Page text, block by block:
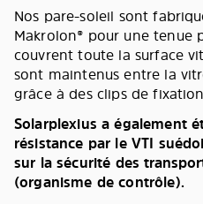
Nos pare-soleil sont
Makrolon® pour une tenue
couvrent toute la surface
sont maintenus entre la
grâce à des clips de
Solarplexius a également
résistance par le VTI
sur la sécurité des
(organisme de contrôle).